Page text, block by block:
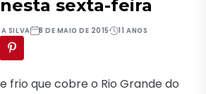
sexta-feira
SILVA 8 DE MAIO DE 2015 11 ANOS
frio que cobre o Rio Grande do